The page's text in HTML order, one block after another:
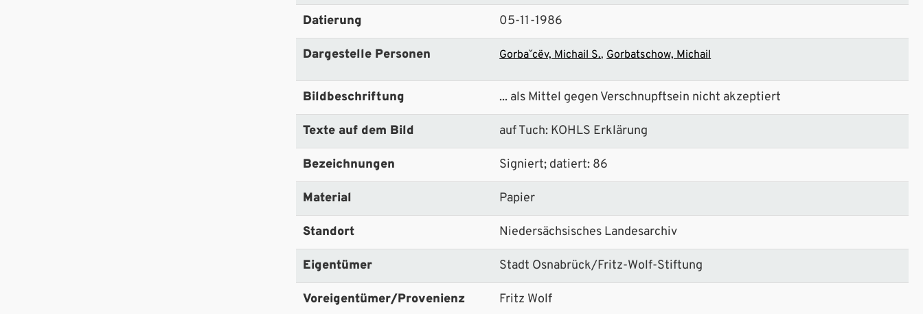
Datierung 05-11-1986
Dargestelle Personen Gorbaˇcëv, Michail S. Gorbatschow, Michail
Bildbeschriftung ... als Mittel gegen Verschnupftsein nicht akzeptiert
Texte auf dem Bild auf Tuch: KOHLS Erklärung
Bezeichnungen Signiert; datiert: 86
Material Papier
Standort Niedersächsisches Landesarchiv
Eigentümer Stadt Osnabrück/Fritz-Wolf-Stiftung
Voreigentümer/Provenienz Fritz Wolf